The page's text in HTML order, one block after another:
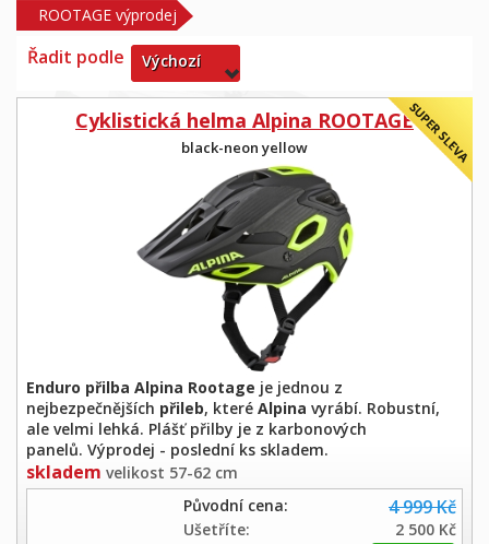
ROOTAGE výprodej
Řadit podle Výchozí
Cyklistická helma Alpina ROOTAGE
black-neon yellow
Enduro přilba Alpina Rootage je jednou z
nejbezpečnějších přileb, které Alpina vyrábí. Robustní,
ale velmi lehká. Plášť přilby je z karbonových
panelů. Výprodej - poslední ks skladem.
skladem velikost 57-62 cm
Původní cena:
4 999 Kč
Ušetříte: 2 500 Kč